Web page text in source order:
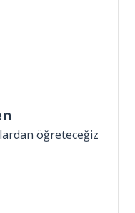
öğreteceğiz